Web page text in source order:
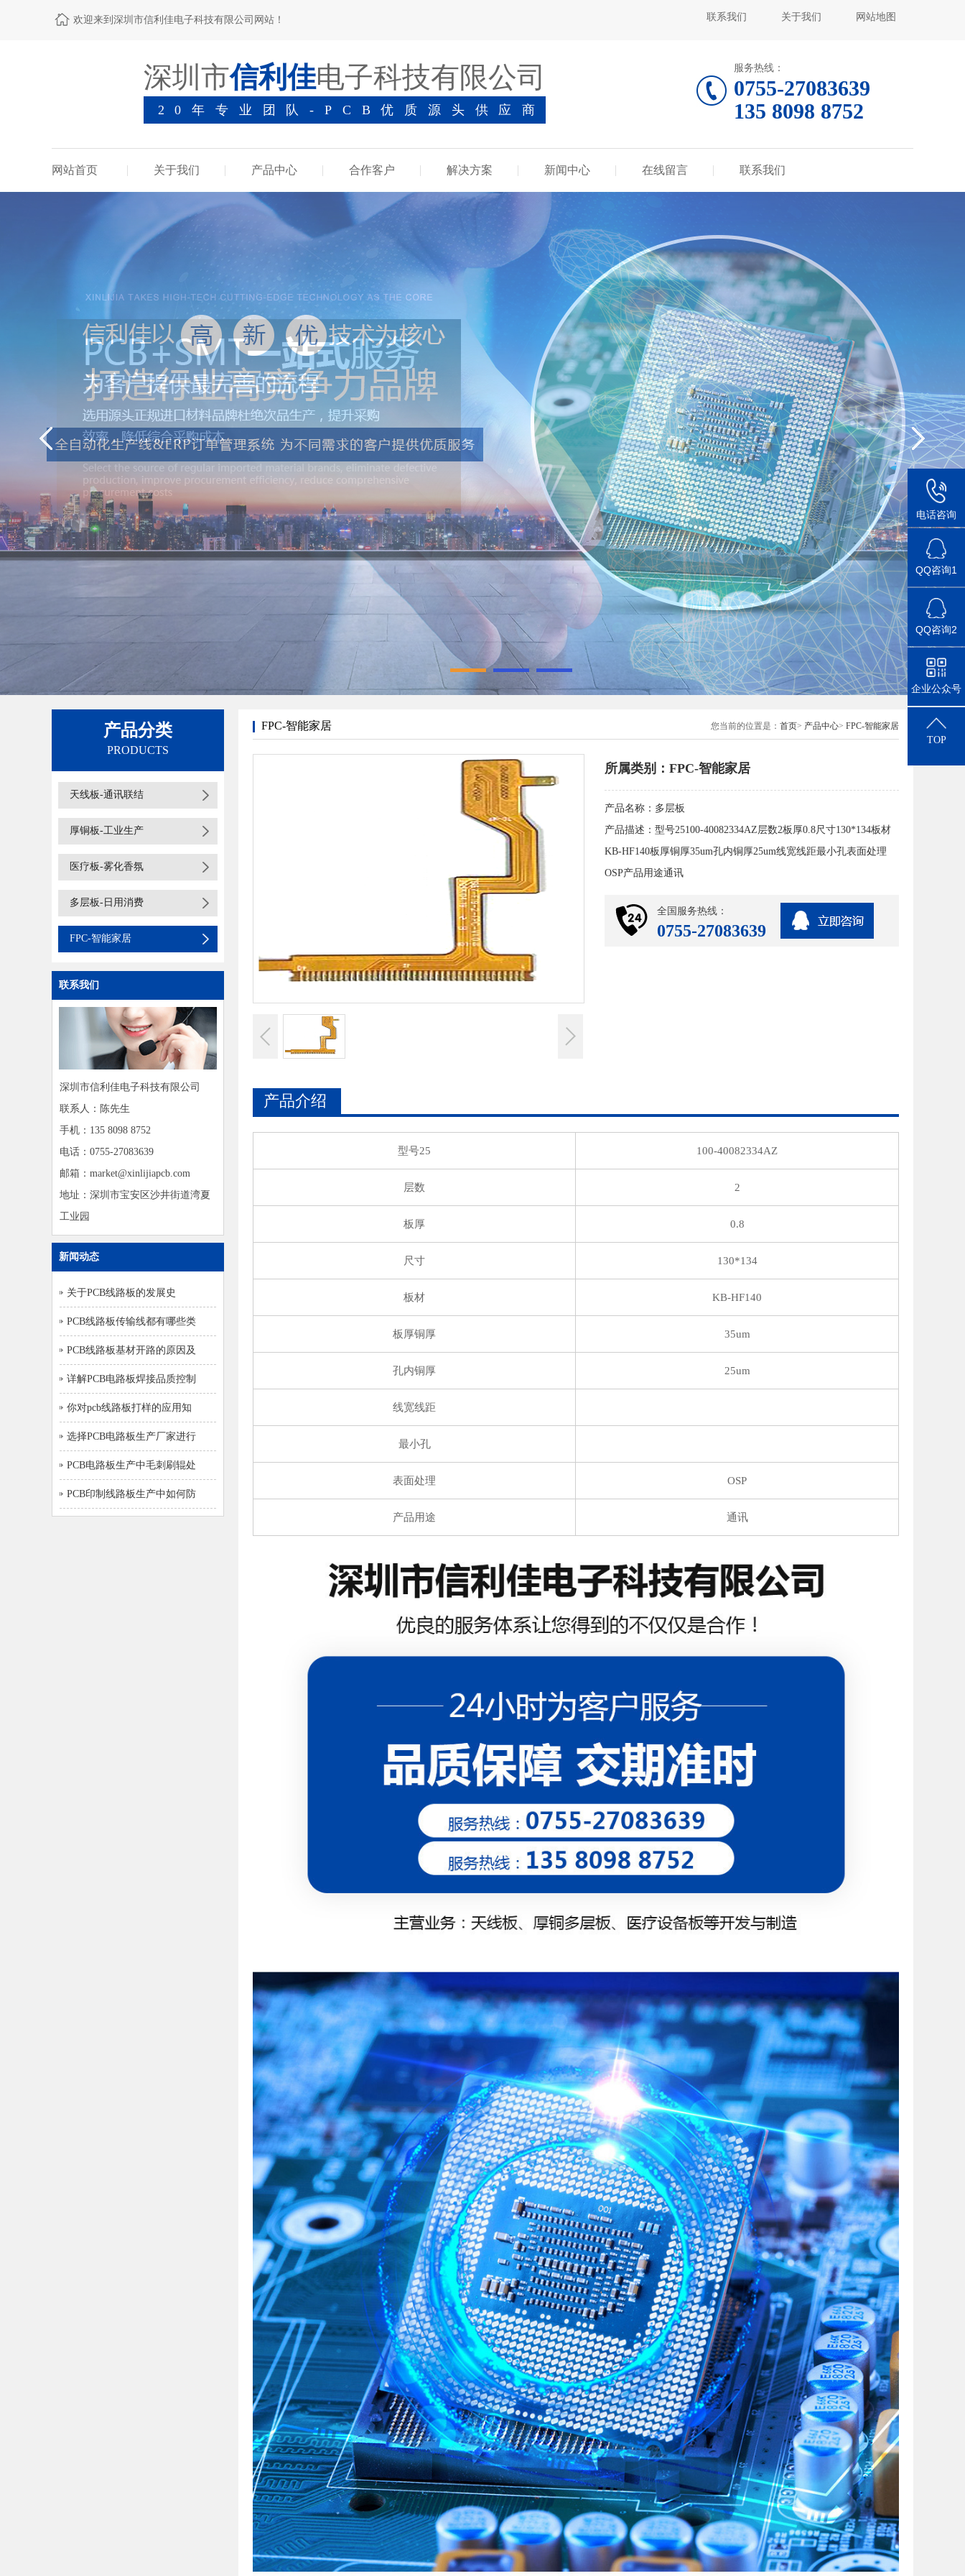
欢迎来到深圳市信利佳电子科技有限公司网站！ 联系我们 关于我们 网站地图
深圳市信利佳电子科技有限公司
20年专业团队-PCB优质源头供应商
服务热线：
0755-27083639
135 8098 8752
网站首页 关于我们 产品中心 合作客户 解决方案 新闻中心 在线留言 联系我们
产品分类
PRODUCTS
天线板-通讯联结
厚铜板-工业生产
医疗板-雾化香氛
多层板-日用消费
FPC-智能家居
联系我们
深圳市信利佳电子科技有限公司
联系人：陈先生
手机：135 8098 8752
电话：0755-27083639
邮箱：market@xinlijiapcb.com
地址：深圳市宝安区沙井街道湾夏
工业园
新闻动态
关于PCB线路板的发展史
PCB线路板传输线都有哪些类
PCB线路板基材开路的原因及
详解PCB电路板焊接品质控制
你对pcb线路板打样的应用知
选择PCB电路板生产厂家进行
PCB电路板生产中毛刺刷辊处
PCB印制线路板生产中如何防
FPC-智能家居 您当前的位置是： 首页> 产品中心> FPC-智能家居
所属类别：FPC-智能家居
产品名称： 多层板
产品描述： 型号25100-40082334AZ层数2板厚0.8尺寸130*134板材
KB-HF140板厚铜厚35um孔内铜厚25um线宽线距最小孔表面处理
OSP产品用途通讯
全国服务热线：
0755-27083639
产品介绍
型号25 100-40082334AZ
层数 2
板厚 0.8
尺寸 130*134
板材 KB-HF140
板厚铜厚 35um
孔内铜厚 25um
线宽线距
最小孔
表面处理 OSP
产品用途 通讯
电话咨询
QQ咨询1
QQ咨询2
企业公众号
TOP